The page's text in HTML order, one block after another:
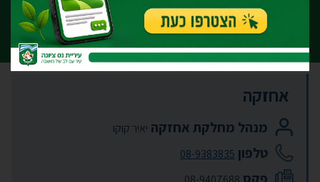
מחלקת אחזקה
מחלקת אחזקה
אחזקה
מנהל מחלקת אחזקה יאיר קוקו
טלפון 08-9383835